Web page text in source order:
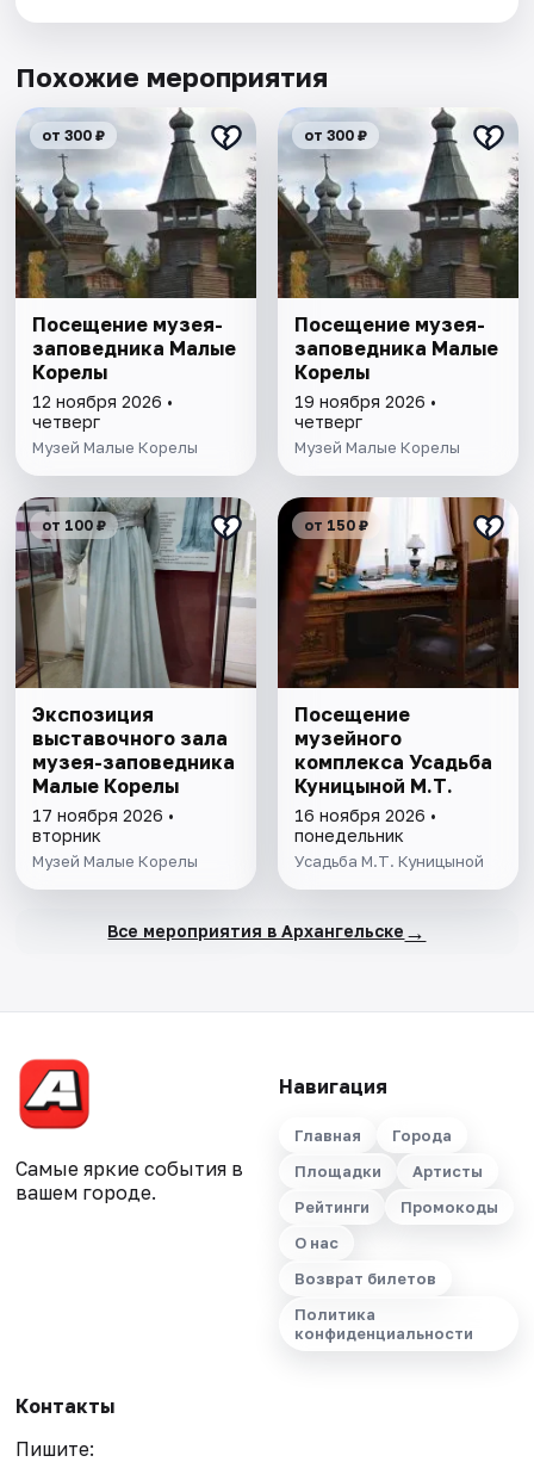
Похожие мероприятия
от 300 ₽
Посещение музея-
заповедника Малые
Корелы
12 ноября 2026 •
четверг
Музей Малые Корелы
от 300 ₽
Посещение музея-
заповедника Малые
Корелы
19 ноября 2026 •
четверг
Музей Малые Корелы
от 100 ₽
Экспозиция
выставочного зала
музея-заповедника
Малые Корелы
17 ноября 2026 •
вторник
Музей Малые Корелы
от 150 ₽
Посещение
музейного
комплекса Усадьба
Куницыной М.Т.
16 ноября 2026 •
понедельник
Усадьба М.Т. Куницыной
Все мероприятия в Архангельске →
Самые яркие события в
вашем городе.
Навигация
Главная
Города
Площадки
Артисты
Рейтинги
Промокоды
О нас
Возврат билетов
Политика
конфиденциальности
Контакты
Пишите: